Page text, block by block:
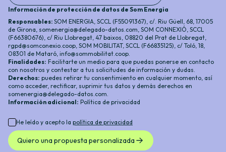
Información de protección de datos de Som Energia
Responsables: SOM ENERGIA, SCCL (F55091367), c/. Riu Güell, 68, 17005
de Girona, somenergia@delegado-datos.com SOM CONNEXIÓ, SCCL
(F66380676), c/ Riu Llobregat, 47 baixos, 08820 del Prat de Llobregat,
rgpd@somconexio.coop , SOM MOBILITAT, SCCL (F66835125), c/ Toló, 18,
08301 de Mataró, info@sommobilitat.coop
Finalidades: Facilitarte un medio para que puedas ponerse en contacto
con nosotros y contestar a tus solicitudes de información y dudas.
Derechos: puedes retirar tu consentimiento en cualquier momento, así
como acceder, rectificar, suprimir tus datos y demás derechos en
somenergia@delegado-datos.com
Información adicional: Política de privacidad
He leído y acepto la política de privacidad
Quiero una propuesta personalizada